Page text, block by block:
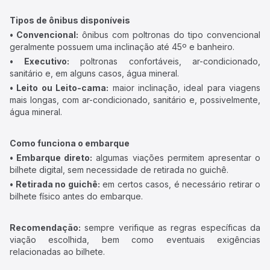
Tipos de ônibus disponíveis
• Convencional: ônibus com poltronas do tipo convencional
geralmente possuem uma inclinação até 45º e banheiro.
• Executivo: poltronas confortáveis, ar-condicionado,
sanitário e, em alguns casos, água mineral.
• Leito ou Leito-cama: maior inclinação, ideal para viagens
mais longas, com ar-condicionado, sanitário e, possivelmente,
água mineral.
Como funciona o embarque
• Embarque direto: algumas viações permitem apresentar o
bilhete digital, sem necessidade de retirada no guichê.
• Retirada no guichê: em certos casos, é necessário retirar o
bilhete físico antes do embarque.
Recomendação: sempre verifique as regras específicas da
viação escolhida, bem como eventuais exigências
relacionadas ao bilhete.